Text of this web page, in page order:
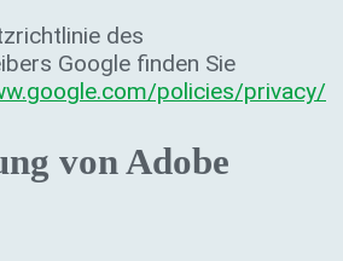
des
Google finden Sie
policies/privacy/
von Adobe